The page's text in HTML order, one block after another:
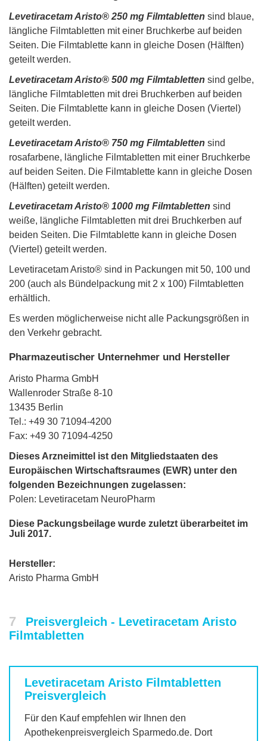
Levetiracetam Aristo® 250 mg Filmtabletten sind blaue,
längliche Filmtabletten mit einer Bruchkerbe auf beiden
Seiten. Die Filmtablette kann in gleiche Dosen (Hälften)
geteilt werden.
Levetiracetam Aristo® 500 mg Filmtabletten sind gelbe,
längliche Filmtabletten mit drei Bruchkerben auf beiden
Seiten. Die Filmtablette kann in gleiche Dosen (Viertel)
geteilt werden.
Levetiracetam Aristo® 750 mg Filmtabletten sind
rosafarbene, längliche Filmtabletten mit einer Bruchkerbe
auf beiden Seiten. Die Filmtablette kann in gleiche Dosen
(Hälften) geteilt werden.
Levetiracetam Aristo® 1000 mg Filmtabletten sind
weiße, längliche Filmtabletten mit drei Bruchkerben auf
beiden Seiten. Die Filmtablette kann in gleiche Dosen
(Viertel) geteilt werden.
Levetiracetam Aristo® sind in Packungen mit 50, 100 und
200 (auch als Bündelpackung mit 2 x 100) Filmtabletten
erhältlich.
Es werden möglicherweise nicht alle Packungsgrößen in
den Verkehr gebracht.
Pharmazeutischer Unternehmer und Hersteller
Aristo Pharma GmbH
Wallenroder Straße 8-10
13435 Berlin
Tel.: +49 30 71094-4200
Fax: +49 30 71094-4250
Dieses Arzneimittel ist den Mitgliedstaaten des
Europäischen Wirtschaftsraumes (EWR) unter den
folgenden Bezeichnungen zugelassen:
Polen: Levetiracetam NeuroPharm
Diese Packungsbeilage wurde zuletzt überarbeitet im
Juli 2017.
Hersteller:
Aristo Pharma GmbH
7
Preisvergleich - Levetiracetam Aristo
Filmtabletten
Levetiracetam Aristo Filmtabletten
Preisvergleich
Für den Kauf empfehlen wir Ihnen den
Apothekenpreisvergleich Sparmedo.de. Dort